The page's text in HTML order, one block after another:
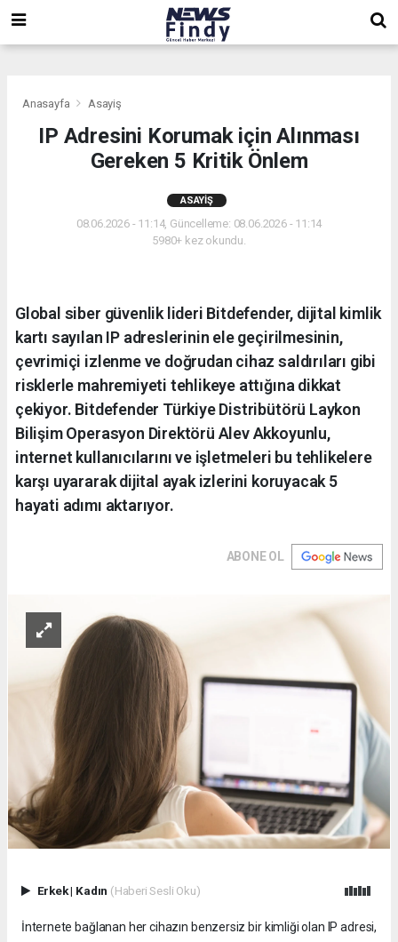
Anasayfa Asayiş
IP Adresini Korumak için Alınması
Gereken 5 Kritik Önlem
ASAYIŞ
08.06.2026 - 11:14, Güncelleme: 08.06.2026 - 11:14
5980+ kez okundu.
Global siber güvenlik lideri Bitdefender, dijital kimlik
kartı sayılan IP adreslerinin ele geçirilmesinin,
çevrimiçi izlenme ve doğrudan cihaz saldırıları gibi
risklerle mahremiyeti tehlikeye attığına dikkat
çekiyor. Bitdefender Türkiye Distribütörü Laykon
Bilişim Operasyon Direktörü Alev Akkoyunlu,
internet kullanıcılarını ve işletmeleri bu tehlikelere
karşı uyararak dijital ayak izlerini koruyacak 5
hayati adımı aktarıyor.
ABONE OL
Erkek| Kadın (Haberi Sesli Oku)
İnternete bağlanan her cihazın benzersiz bir kimliği olan IP adresi,